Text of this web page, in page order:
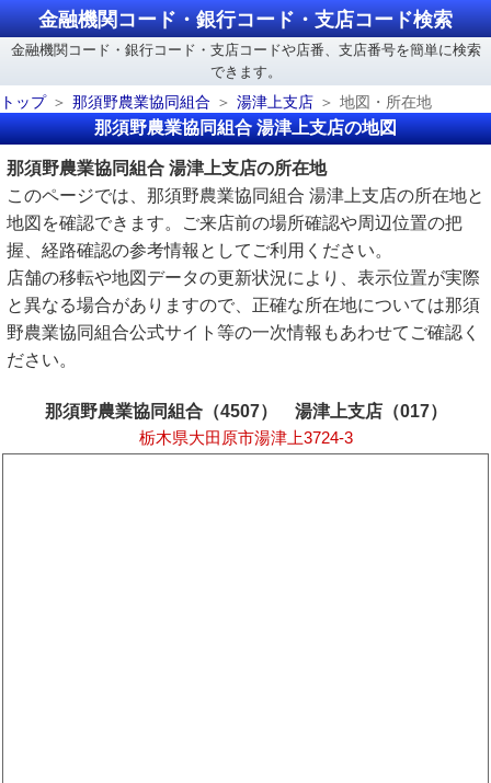
金融機関コード・銀行コード・支店コード検索
金融機関コード・銀行コード・支店コードや店番、支店番号を簡単に検索
できます。
トップ
那須野農業協同組合 湯津上支店 地図・所在地
那須野農業協同組合 湯津上支店の地図
那須野農業協同組合 湯津上支店の所在地
このページでは、那須野農業協同組合 湯津上支店の所在地と
地図を確認できます。ご来店前の場所確認や周辺位置の把
握、経路確認の参考情報としてご利用ください。
店舗の移転や地図データの更新状況により、表示位置が実際
と異なる場合がありますので、正確な所在地については那須
野農業協同組合公式サイト等の一次情報もあわせてご確認く
ださい。
那須野農業協同組合（4507） 湯津上支店（017）
栃木県大田原市湯津上3724-3